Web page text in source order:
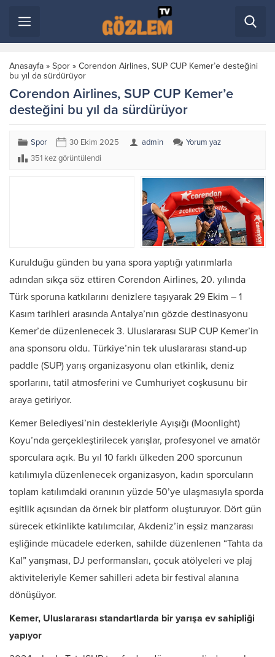
Anasayfa » Spor » Corendon Airlines, SUP CUP Kemer’e desteğini
bu yıl da sürdürüyor
Corendon Airlines, SUP CUP Kemer’e
desteğini bu yıl da sürdürüyor
Spor 30 Ekim 2025 admin
Yorum yaz
351 kez görüntülendi
Kurulduğu günden bu yana spora yaptığı yatırımlarla
adından sıkça söz ettiren Corendon Airlines, 20. yılında
Türk sporuna katkılarını denizlere taşıyarak 29 Ekim – 1
Kasım tarihleri arasında Antalya’nın gözde destinasyonu
Kemer’de düzenlenecek 3. Uluslararası SUP CUP Kemer’in
ana sponsoru oldu. Türkiye’nin tek uluslararası stand-up
paddle (SUP) yarış organizasyonu olan etkinlik, deniz
sporlarını, tatil atmosferini ve Cumhuriyet coşkusunu bir
araya getiriyor.
Kemer Belediyesi’nin destekleriyle Ayışığı (Moonlight)
Koyu’nda gerçekleştirilecek yarışlar, profesyonel ve amatör
sporculara açık. Bu yıl 10 farklı ülkeden 200 sporcunun
katılımıyla düzenlenecek organizasyon, kadın sporcuların
toplam katılımdaki oranının yüzde 50’ye ulaşmasıyla sporda
eşitlik açısından da örnek bir platform oluşturuyor. Dört gün
sürecek etkinlikte katılımcılar, Akdeniz’in eşsiz manzarası
eşliğinde mücadele ederken, sahilde düzenlenen “Tahta da
Kal” yarışması, DJ performansları, çocuk atölyeleri ve plaj
aktiviteleriyle Kemer sahilleri adeta bir festival alanına
dönüşüyor.
Kemer, Uluslararası standartlarda bir yarışa ev sahipliği
yapıyor